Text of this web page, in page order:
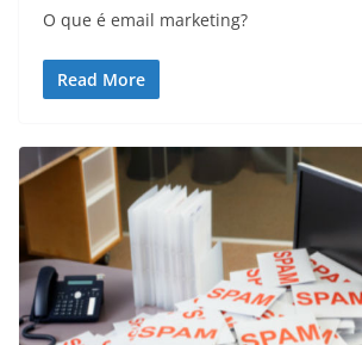
O que é email marketing?
Read More